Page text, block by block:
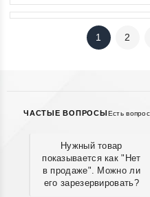
1 2
ЧАСТЫЕ ВОПРОСЫЕсть
Нужный товар
показывается как "Нет
в продаже". Можно ли
его зарезервировать?